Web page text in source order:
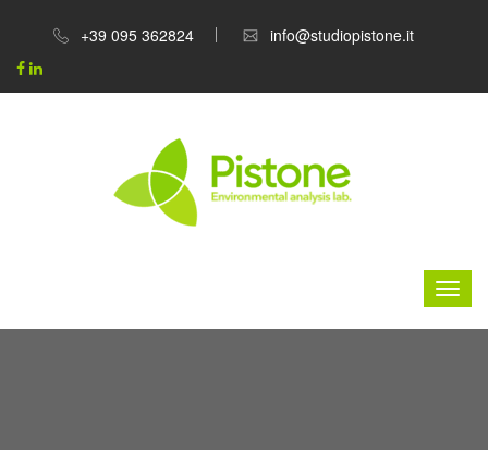
+39 095 362824 info@studiopistone.it